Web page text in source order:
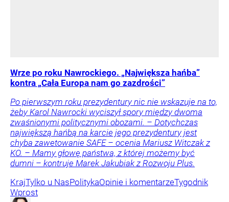
Wrze po roku Nawrockiego. „Największa hańba”
kontra „Cała Europa nam go zazdrości”
Po pierwszym roku prezydentury nic nie wskazuje na to,
żeby Karol Nawrocki wyciszył spory między dwoma
zwaśnionymi politycznymi obozami. – Dotychczas
największą hańbą na karcie jego prezydentury jest
chyba zawetowanie SAFE – ocenia Mariusz Witczak z
KO. – Mamy głowę państwa, z której możemy być
dumni – kontruje Marek Jakubiak z Rozwoju Plus.
KrajTylko u NasPolitykaOpinie i komentarzeTygodnik
Wprost